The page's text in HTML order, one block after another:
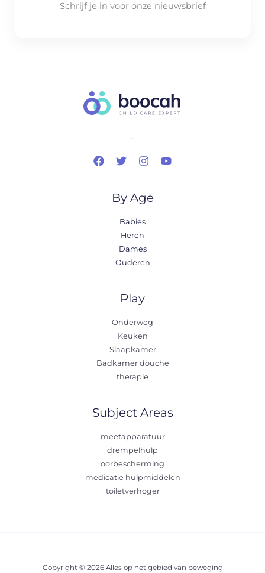
Schrijf je in voor onze nieuwsbrief
..
By Age
Babies
Heren
Dames
Ouderen
Play
Onderweg
Keuken
Slaapkamer
Badkamer douche
therapie
Subject Areas
meetapparatuur
drempelhulp
oorbescherming
medicatie hulpmiddelen
toiletverhoger
Copyright © 2026 Alles op het gebied van beweging